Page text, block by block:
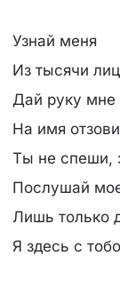
Узнай меня
Из тысячи лиц
Дай руку мне
На имя
Ты не спеши,
Послушай
Лишь только
Я здесь с